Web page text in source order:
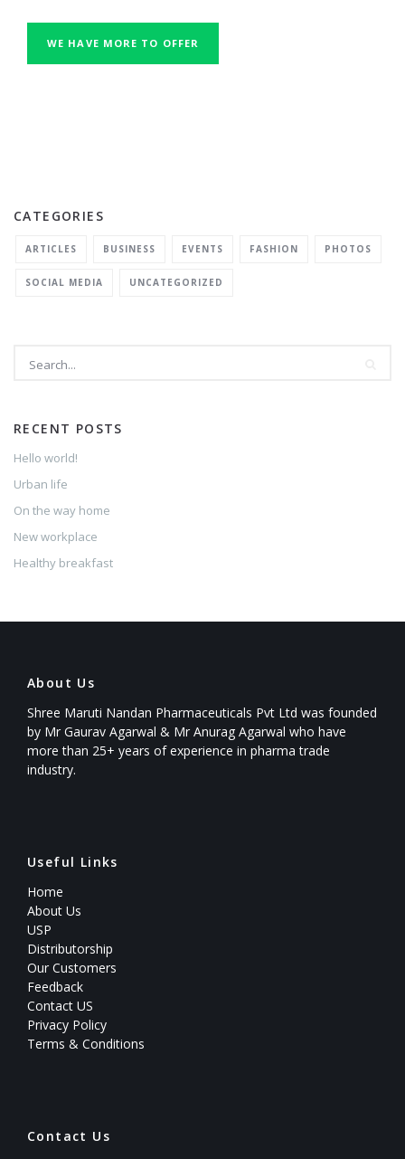
WE HAVE MORE TO OFFER
CATEGORIES
ARTICLES BUSINESS EVENTS FASHION PHOTOS
SOCIAL MEDIA UNCATEGORIZED
RECENT POSTS
Hello world!
Urban life
On the way home
New workplace
Healthy breakfast
About Us
Shree Maruti Nandan Pharmaceuticals Pvt Ltd was founded
by Mr Gaurav Agarwal & Mr Anurag Agarwal who have
more than 25+ years of experience in pharma trade
industry.
Useful Links
Home
About Us
USP
Distributorship
Our Customers
Feedback
Contact US
Privacy Policy
Terms & Conditions
Contact Us